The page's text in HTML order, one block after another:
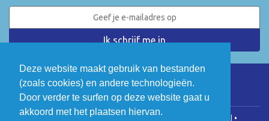
Deze website maakt gebruik van bestanden
(zoals cookies) en andere technologieën.
Door verder te surfen op deze website gaat u
akkoord met het plaatsen hiervan.
LinkedIn Twitter
COGEN Vlaanderen • Koningsstraat 146, 1000 Brussel •